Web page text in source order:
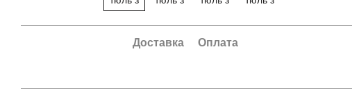
Доставка Оплата